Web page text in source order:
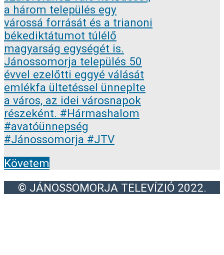
Követem
© JÁNOSSOMORJA TELEVÍZIÓ 2022.